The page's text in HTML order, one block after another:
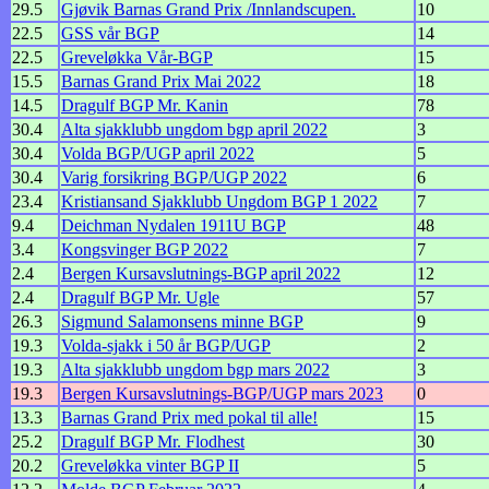
29.5 Gjøvik Barnas Grand Prix /Innlandscupen.
10
22.5
GSS vår BGP
14
22.5
Greveløkka Vår-BGP
15
15.5
Barnas Grand Prix Mai 2022
18
14.5
Dragulf BGP Mr. Kanin
78
30.4
Alta sjakklubb ungdom bgp april 2022
3
30.4
Volda BGP/UGP april 2022
5
30.4
Varig forsikring BGP/UGP 2022
6
23.4
Kristiansand Sjakklubb Ungdom BGP 1 2022
7
9.4
Deichman Nydalen 1911U BGP
48
3.4
Kongsvinger BGP 2022
7
2.4
Bergen Kursavslutnings-BGP april 2022
12
2.4
Dragulf BGP Mr. Ugle
57
26.3
Sigmund Salamonsens minne BGP
9
19.3
Volda-sjakk i 50 år BGP/UGP
2
19.3
Alta sjakklubb ungdom bgp mars 2022
3
19.3
Bergen Kursavslutnings-BGP/UGP mars 2023
0
13.3
Barnas Grand Prix med pokal til alle!
15
25.2
Dragulf BGP Mr. Flodhest
30
20.2
Greveløkka vinter BGP II
5